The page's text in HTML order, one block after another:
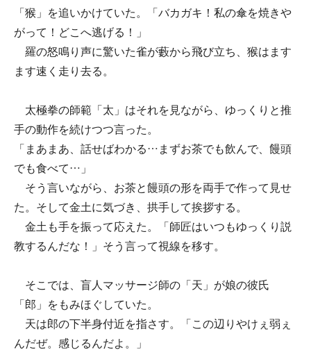
「猴」を追いかけていた。「バカガキ！私の傘を焼きや
がって！どこへ逃げる！」
羅の怒鳴り声に驚いた雀が藪から飛び立ち、猴はます
ます速く走り去る。
太極拳の師範「太」はそれを見ながら、ゆっくりと推
手の動作を続けつつ言った。
「まあまあ、話せばわかる…まずお茶でも飲んで、饅頭
でも食べて…」
そう言いながら、お茶と饅頭の形を両手で作って見せ
た。そして金土に気づき、拱手して挨拶する。
金土も手を振って応えた。「師匠はいつもゆっくり説
教するんだな！」そう言って視線を移す。
そこでは、盲人マッサージ師の「天」が娘の彼氏
「郎」をもみほぐしていた。
天は郎の下半身付近を指さす。「この辺りやけぇ弱ぇ
んだぜ。感じるんだよ。」